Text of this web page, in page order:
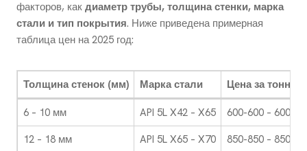
факторов, как диаметр трубы, толщина стенки, марка
стали и тип покрытия. Ниже приведена примерная
таблица цен на 2025 год:
Толщина стенок (мм) Марка стали Цена за тонну
6 – 10 мм API 5L X42 – X65
600-600 – 600-
12 – 18 мм
API 5L X65 – X70
850-850 – 850-